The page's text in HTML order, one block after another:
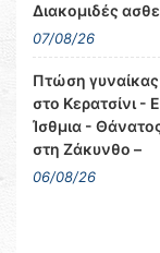
Διακομιδές
07/08/26
Πτώση
στο Κερατσίνι -
Ίσθμια -
στη Ζάκυνθο –
06/08/26